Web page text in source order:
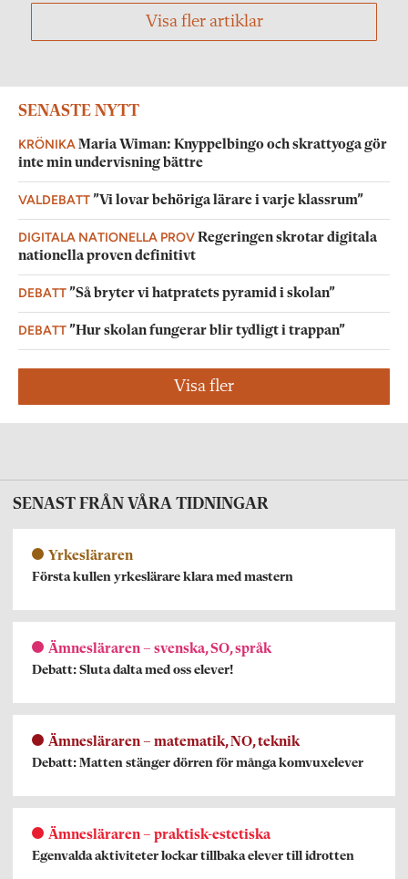
Visa fler artiklar
SENASTE NYTT
KRÖNIKA Maria Wiman: Knyppelbingo och skrattyoga gör
inte min undervisning bättre
VALDEBATT”Vi lovar behöriga lärare i varje klassrum”
DIGITALA NATIONELLA PROVRegeringen skrotar digitala
nationella proven definitivt
DEBATT”Så bryter vi hatpratets pyramid i skolan”
DEBATT”Hur skolan fungerar blir tydligt i trappan”
Visa fler
SENAST FRÅN VÅRA TIDNINGAR
Yrkesläraren
Första kullen yrkeslärare klara med mastern
Ämnesläraren – svenska, SO, språk
Debatt: Sluta dalta med oss elever!
Ämnesläraren – matematik, NO, teknik
Debatt: Matten stänger dörren för många komvuxelever
Ämnesläraren – praktisk-estetiska
Egenvalda aktiviteter lockar tillbaka elever till idrotten